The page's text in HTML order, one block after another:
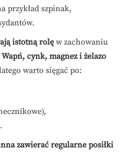
przykład szpinak,
istotną rolę w zachowaniu
Wapń, cynk, magnez i żelazo
warto sięgać po:
zawierać regularne posiłki